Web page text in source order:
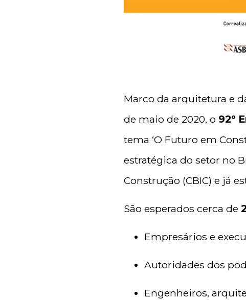
Marco da arquitetura e
de maio de 2020, o 92º
tema ‘O Futuro em
estratégica do setor no
Construção (CBIC) e já
São esperados cerca de
Empresários e
Autoridades dos
Engenheiros,